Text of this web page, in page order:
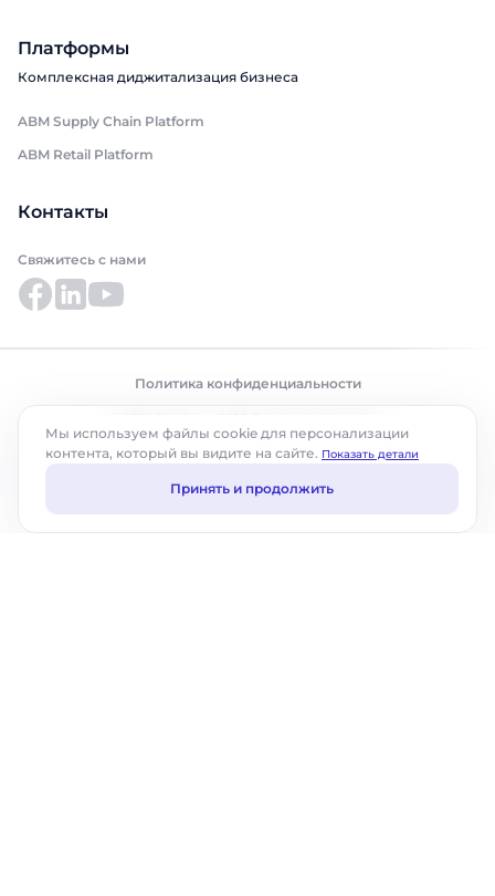
Платформы
Комплексная диджитализация бизнеса
ABM Supply Chain Platform
ABM Retail Platform
Контакты
Свяжитесь с нами
Политика конфиденциальности
Мы используем файлы cookie для персонализации
контента, который вы видите на сайте. Показать детали
Принять и продолжить